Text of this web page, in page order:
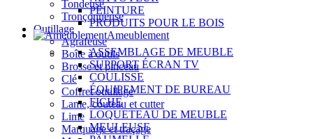
Tondeuse
Tronçonneuse
Outillage
Agrafeuse
Boîte à outils
Brosse et pinceau
Clé
Coffret outillage
Lame, couteau et cutter
Lime
Marquage et traçage
PEINTURE
PRODUITS POUR LE BOIS
Ameublement
ASSEMBLAGE DE MEUBLE
SUPPORT ÉCRAN TV
COULISSE
ÉQUIPEMENT DE BUREAU
FICHE
LOQUETEAU DE MEUBLE
MEULEUSE